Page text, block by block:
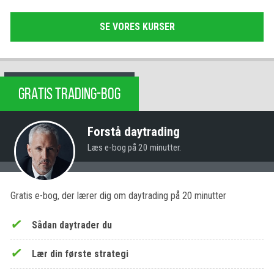
SE VORES KURSER
GRATIS TRADING-BOG
Forstå daytrading
Læs e-bog på 20 minutter.
Gratis e-bog, der lærer dig om daytrading på 20 minutter
Sådan daytrader du
Lær din første strategi